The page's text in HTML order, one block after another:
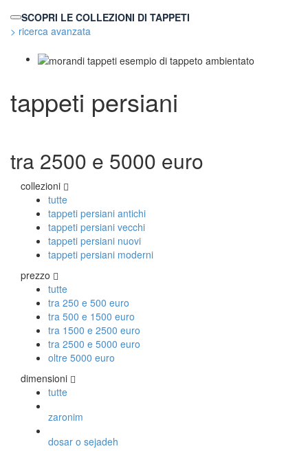
SCOPRI LE COLLEZIONI DI TAPPETI
> ricerca avanzata
Tibet Contemporanei
Himalayan
Bhadohi Moderni
Tappeti Moderni Collezione Morandi
TAPPETI DI DESIGN D'ARTE
Marco Nereo Rotelli
Daniela Marchetti
Chuk Palu
Giorgio Palù
Fabio Morandi
Vito Catalano
TAPPETI PERSIANI
Tappeti Persiani Vecchi
Tappeti Persiani Nuovi
Tappeti Persiani Moderni
tappeti persiani
tra 2500 e 5000 euro
collezioni
tutte
tappeti persiani antichi
tappeti persiani vecchi
tappeti persiani nuovi
tappeti persiani moderni
prezzo
tutte
tra 250 e 500 euro
tra 500 e 1500 euro
tra 1500 e 2500 euro
tra 2500 e 5000 euro
oltre 5000 euro
dimensioni
tutte
zaronim
dosar o sejadeh